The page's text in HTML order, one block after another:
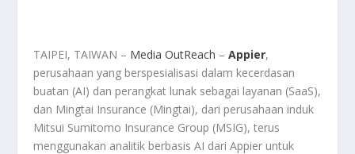
TAIPEI, TAIWAN – Media OutReach –Appier,
perusahaan yang berspesialisasi dalam kecerdasan
buatan (AI) dan perangkat lunak sebagai layanan (SaaS),
dan Mingtai Insurance (Mingtai), dari perusahaan induk
Mitsui Sumitomo Insurance Group (MSIG), terus
menggunakan analitik berbasis AI dari Appier untuk